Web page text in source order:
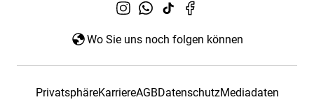
Wo Sie uns noch folgen können
PrivatsphäreKarriereAGBDatenschutzMediadaten